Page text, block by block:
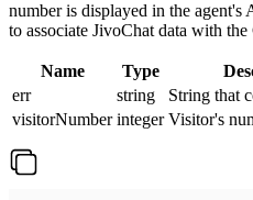
number is displayed in the agent's
to associate JivoChat data with
Name Type
err
string
String that
visitorNumber integer Visitor's